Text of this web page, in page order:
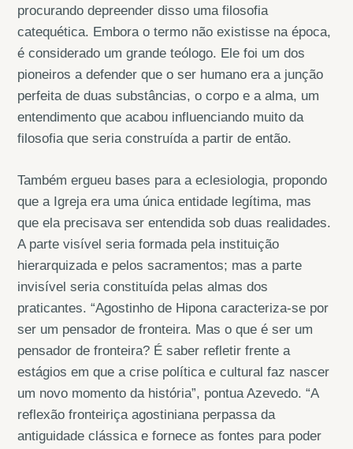
procurando depreender disso uma filosofia
catequética. Embora o termo não existisse na época,
é considerado um grande teólogo. Ele foi um dos
pioneiros a defender que o ser humano era a junção
perfeita de duas substâncias, o corpo e a alma, um
entendimento que acabou influenciando muito da
filosofia que seria construída a partir de então.
Também ergueu bases para a eclesiologia, propondo
que a Igreja era uma única entidade legítima, mas
que ela precisava ser entendida sob duas realidades.
A parte visível seria formada pela instituição
hierarquizada e pelos sacramentos; mas a parte
invisível seria constituída pelas almas dos
praticantes. “Agostinho de Hipona caracteriza-se por
ser um pensador de fronteira. Mas o que é ser um
pensador de fronteira? É saber refletir frente a
estágios em que a crise política e cultural faz nascer
um novo momento da história”, pontua Azevedo. “A
reflexão fronteiriça agostiniana perpassa da
antiguidade clássica e fornece as fontes para poder